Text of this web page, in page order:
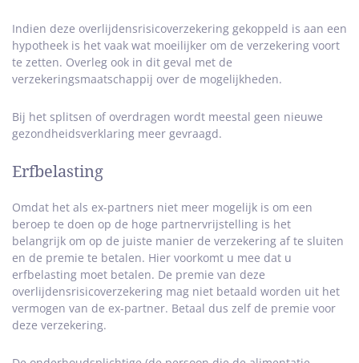
Indien deze overlijdensrisicoverzekering gekoppeld is aan een
hypotheek is het vaak wat moeilijker om de verzekering voort
te zetten. Overleg ook in dit geval met de
verzekeringsmaatschappij over de mogelijkheden.
Bij het splitsen of overdragen wordt meestal geen nieuwe
gezondheidsverklaring meer gevraagd.
Erfbelasting
Omdat het als ex-partners niet meer mogelijk is om een
beroep te doen op de hoge partnervrijstelling is het
belangrijk om op de juiste manier de verzekering af te sluiten
en de premie te betalen. Hier voorkomt u mee dat u
erfbelasting moet betalen. De premie van deze
overlijdensrisicoverzekering mag niet betaald worden uit het
vermogen van de ex-partner. Betaal dus zelf de premie voor
deze verzekering.